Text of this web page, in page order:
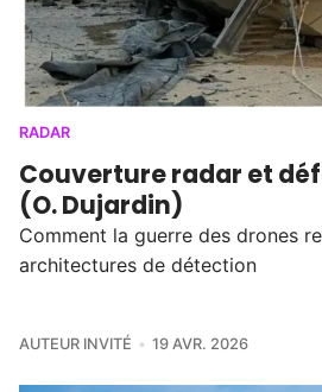
RADAR
Couverture radar et
(O. Dujardin)
Comment la guerre des drones
architectures de détection
AUTEUR INVITÉ 19 AVR. 2026